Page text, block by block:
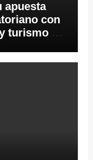
apuesta
con
turismo de